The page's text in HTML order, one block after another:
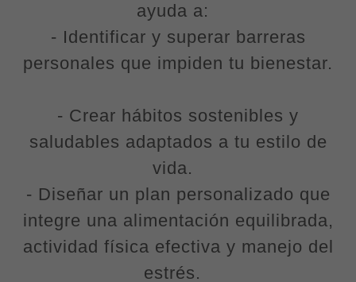
ayuda a:
- Identificar y superar barreras
personales que impiden tu bienestar.
- Crear hábitos sostenibles y
saludables adaptados a tu estilo de
vida.
- Diseñar un plan personalizado que
integre una alimentación equilibrada,
actividad física efectiva y manejo del
estrés.